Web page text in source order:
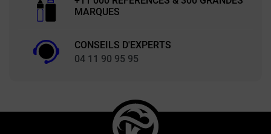
MARQUES
CONSEILS D'EXPERTS
04 11 90 95 95